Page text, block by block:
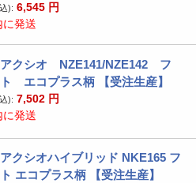
): 6,545 円
に発送
アクシオ NZE141/NZE142 フ
エコプラス柄 【受注生産】
): 7,502 円
に発送
クシオハイブリッド NKE165 フ
エコプラス柄 【受注生産】